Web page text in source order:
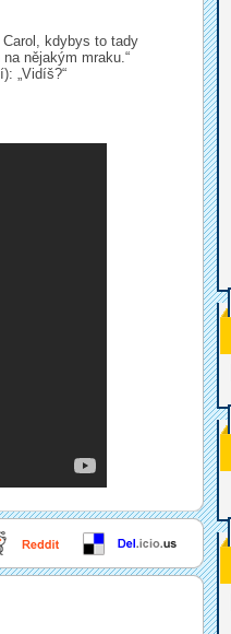
kdybys to tady
nějakým mraku.“
„Vidíš?“